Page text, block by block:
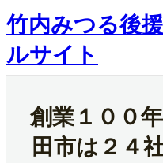
内
容
ス
キ
竹内みつる後
ルサイト
創業１００
田市は２４